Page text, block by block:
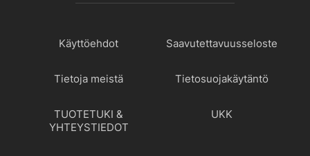
Käyttöehdot Saavutettavuusseloste
Tietoja meistä Tietosuojakäytäntö
TUOTETUKI &
YHTEYSTIEDOT
UKK